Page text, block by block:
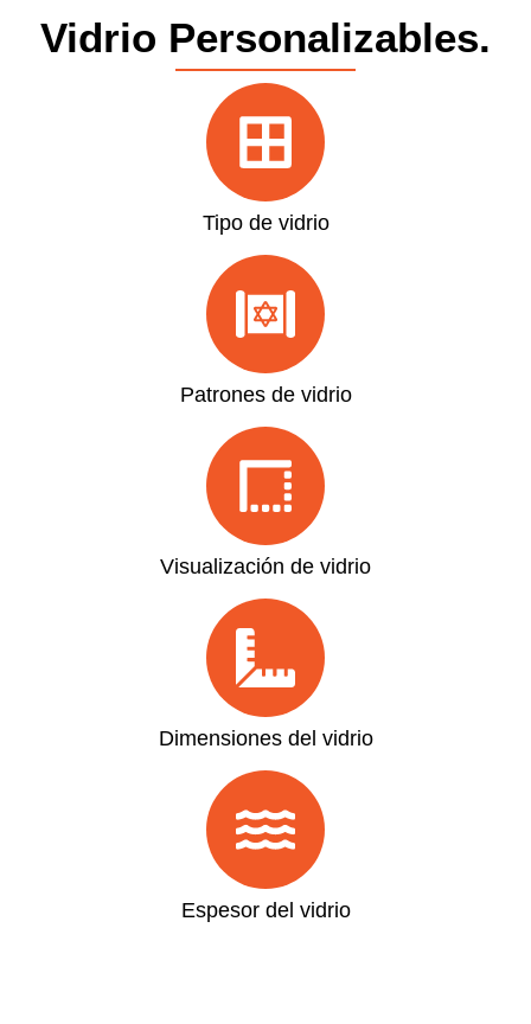
Vidrio Personalizables.
Tipo de vidrio
Patrones de vidrio
Visualización de vidrio
Dimensiones del vidrio
Espesor del vidrio